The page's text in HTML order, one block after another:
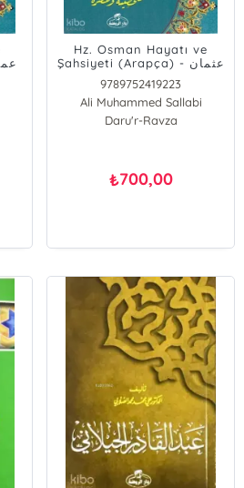
Hz. Osman Hayatı ve
Şahsiyeti (Arapça) - عثمان
بن عفان شخصيته وعصره
9789752419223
Ali Muhammed Sallabi
Daru'r-Ravza
₺700,00